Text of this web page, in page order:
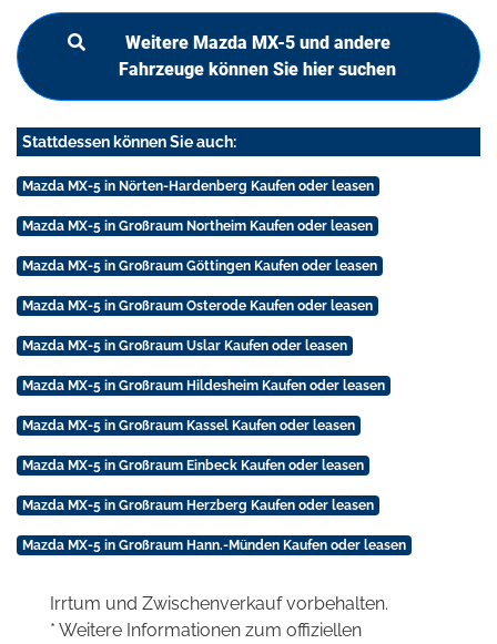
Weitere Mazda MX-5 und andere
Fahrzeuge können Sie hier suchen
Stattdessen können Sie auch:
Mazda MX-5 in Nörten-Hardenberg Kaufen oder leasen
Mazda MX-5 in Großraum Northeim Kaufen oder leasen
Mazda MX-5 in Großraum Göttingen Kaufen oder leasen
Mazda MX-5 in Großraum Osterode Kaufen oder leasen
Mazda MX-5 in Großraum Uslar Kaufen oder leasen
Mazda MX-5 in Großraum Hildesheim Kaufen oder leasen
Mazda MX-5 in Großraum Kassel Kaufen oder leasen
Mazda MX-5 in Großraum Einbeck Kaufen oder leasen
Mazda MX-5 in Großraum Herzberg Kaufen oder leasen
Mazda MX-5 in Großraum Hann.-Münden Kaufen oder leasen
Irrtum und Zwischenverkauf vorbehalten.
* Weitere Informationen zum offiziellen